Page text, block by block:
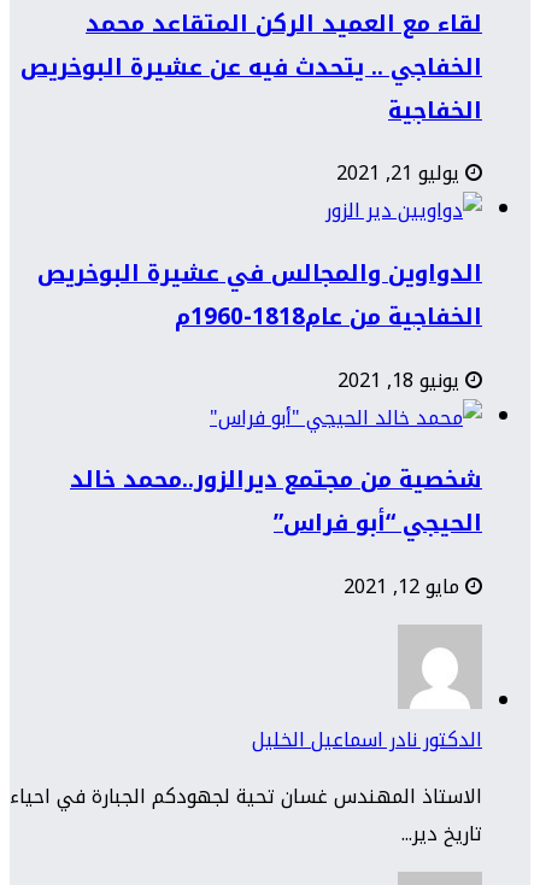
لقاء مع العميد الركن المتقاعد محمد
الخفاجي .. يتحدث فيه عن عشيرة البوخريص
الخفاجية
يوليو 21, 2021
الدواوين والمجالس في عشيرة البوخريص
الخفاجية من عام1818-1960م
يونيو 18, 2021
شخصية من مجتمع ديرالزور..محمد خالد
الحيجي “أبو فراس”
مايو 12, 2021
الدكتور نادر اسماعيل الخليل
الاستاذ المهندس غسان تحية لجهودكم الجبارة في احياء
تاريخ دير...